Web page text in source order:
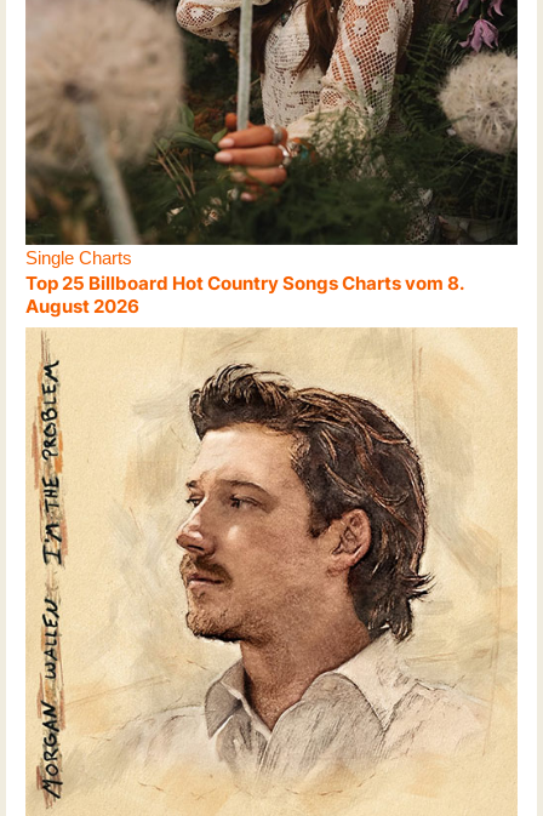
Single Charts
Top 25 Billboard Hot Country Songs Charts vom 8.
August 2026